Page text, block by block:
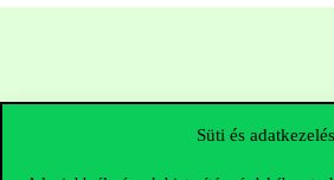
Süti és adatkezelés